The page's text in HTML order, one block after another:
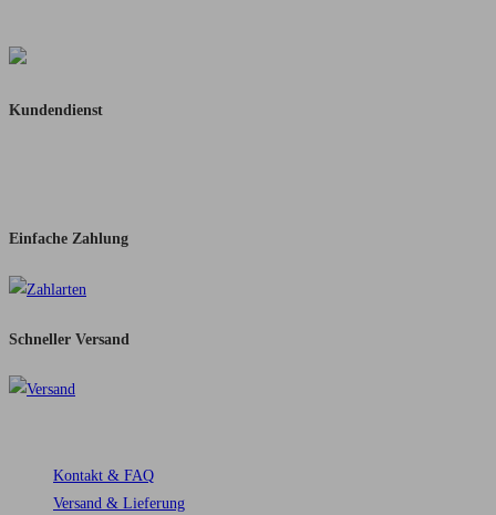
Kundendienst
Einfache Zahlung
Schneller Versand​
Kontakt & FAQ
Versand & Lieferung